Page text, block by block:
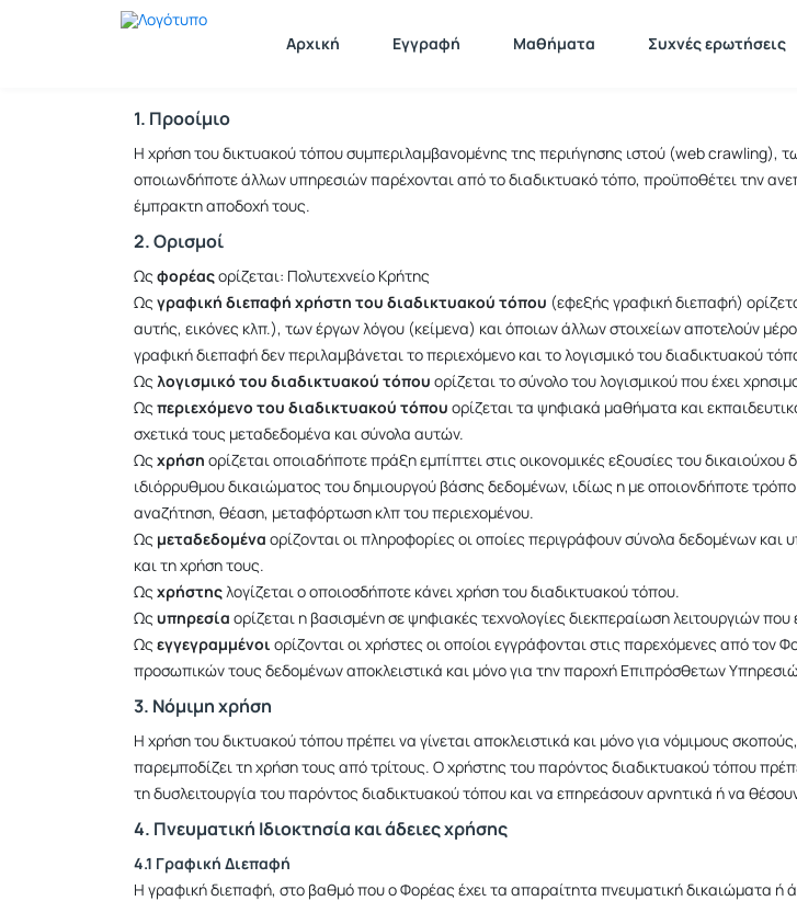
Αρχική Εγγραφή Μαθήματα Συχνές ερωτήσεις
Όροι Χρήσης
1. Προοίμιο
Η χρήση του δικτυακού τόπου συμπεριλαμβανομένης της περιήγησης ιστού (web
οποιωνδήποτε άλλων υπηρεσιών παρέχονται από το διαδικτυακό τόπο, προϋποθέτει την
έμπρακτη αποδοχή τους.
2. Ορισμοί
Ως φορέαςορίζεται: Πολυτεχνείο Κρήτης
Ως γραφική διεπαφή χρήστη του διαδικτυακού τόπου (εφεξής γραφική διεπαφή)
αυτής, εικόνες κλπ.), των έργων λόγου (κείμενα) και όποιων άλλων στοιχείων αποτελούν
γραφική διεπαφή δεν περιλαμβάνεται το περιεχόμενο και το λογισμικό του διαδικτυακού
Ως λογισμικό του διαδικτυακού τόπου ορίζεται το σύνολο του λογισμικού που έχει
Ως περιεχόμενο του διαδικτυακού τόπου ορίζεται τα ψηφιακά μαθήματα και
σχετικά τους μεταδεδομένα και σύνολα αυτών.
Ως χρήση ορίζεται οποιαδήποτε πράξη εμπίπτει στις οικονομικές εξουσίες του
ιδιόρρυθμου δικαιώματος του δημιουργού βάσης δεδομένων, ιδίως η με οποιονδήποτε
αναζήτηση, θέαση, μεταφόρτωση κλπ του περιεχομένου.
Ως μεταδεδομένα ορίζονται οι πληροφορίες οι οποίες περιγράφουν σύνολα δεδομένων
και τη χρήση τους.
Ως χρήστηςλογίζεται ο οποιοσδήποτε κάνει χρήση του διαδικτυακού τόπου.
Ως υπηρεσία ορίζεται η βασισμένη σε ψηφιακές τεχνολογίες διεκπεραίωση λειτουργιών
Ως εγγεγραμμένοι ορίζονται οι χρήστες οι οποίοι εγγράφονται στις παρεχόμενες από
προσωπικών τους δεδομένων αποκλειστικά και μόνο για την παροχή Επιπρόσθετων
3. Νόμιμη χρήση
Η χρήση του δικτυακού τόπου πρέπει να γίνεται αποκλειστικά και μόνο για νόμιμους
παρεμποδίζει τη χρήση τους από τρίτους. Ο χρήστης του παρόντος διαδικτυακού τόπου
τη δυσλειτουργία του παρόντος διαδικτυακού τόπου και να επηρεάσουν αρνητικά ή να
4. Πνευματική Ιδιοκτησία και άδειες χρήσης
4.1 Γραφική Διεπαφή
Η γραφική διεπαφή, στο βαθμό που ο Φορέας έχει τα απαραίτητα πνευματική δικαιώματα ή